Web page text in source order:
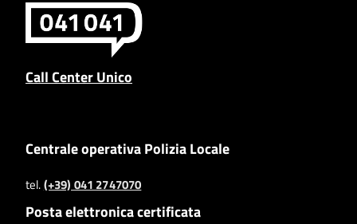
Call Center Unico
Centrale operativa Polizia Locale
tel.(+39) 041 2747070
Posta elettronica certificata